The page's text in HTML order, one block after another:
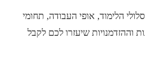
הלימוד, אופי העבודה, תחומי
וההזדמנויות שיעזרו לכם לקבל